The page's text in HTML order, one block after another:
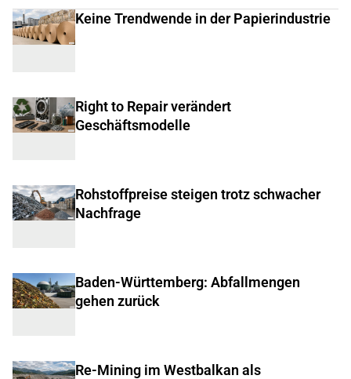
Keine Trendwende in der Papierindustrie
Right to Repair verändert
Geschäftsmodelle
Rohstoffpreise steigen trotz schwacher
Nachfrage
Baden-Württemberg: Abfallmengen
gehen zurück
Re-Mining im Westbalkan als